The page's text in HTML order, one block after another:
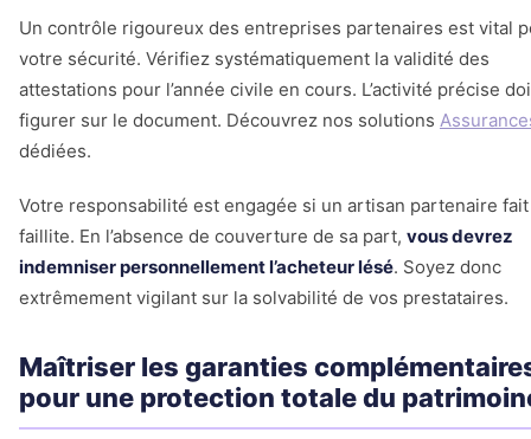
Un contrôle rigoureux des entreprises partenaires est vital
votre sécurité. Vérifiez systématiquement la validité des
attestations pour l’année civile en cours. L’activité précise
figurer sur le document. Découvrez nos solutions
dédiées.
Votre responsabilité est engagée si un artisan partenaire fait
faillite. En l’absence de couverture de sa part, vous devrez
indemniser personnellement l’acheteur lésé. Soyez donc
extrêmement vigilant sur la solvabilité de vos prestataires.
Maîtriser les garanties
pour une protection totale du